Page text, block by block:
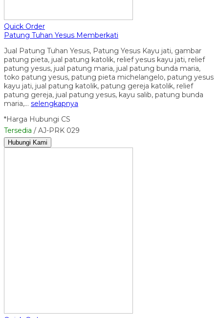
Quick Order
Patung Tuhan Yesus Memberkati
Jual Patung Tuhan Yesus, Patung Yesus Kayu jati, gambar
patung pieta, jual patung katolik, relief yesus kayu jati, relief
patung yesus, jual patung maria, jual patung bunda maria,
toko patung yesus, patung pieta michelangelo, patung yesus
kayu jati, jual patung katolik, patung gereja katolik, relief
patung gereja, jual patung yesus, kayu salib, patung bunda
maria,… selengkapnya
*Harga Hubungi CS
Tersedia / AJ-PRK 029
Hubungi Kami